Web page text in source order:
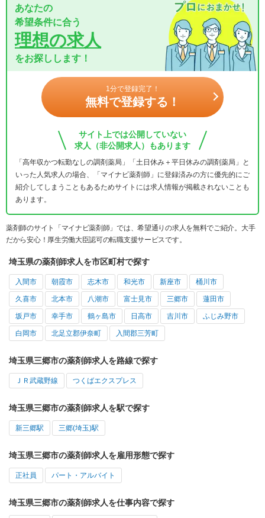
あなたの
希望条件に合う
理想の求人
をお探しします！
1分で登録完了！
無料で登録する！
サイト上では公開していない
求人（非公開求人）もあります
「高年収かつ転勤なしの調剤薬局」「土日休み＋平日休みの調剤薬局」と
いった人気求人の場合、「マイナビ薬剤師」に登録済みの方に優先的にご
紹介してしまうこともあるためサイトには求人情報が掲載されないことも
あります。
薬剤師のサイト「マイナビ薬剤師」では、希望通りの求人を無料でご紹介。大手
だから安心！厚生労働大臣認可の転職支援サービスです。
埼玉県の薬剤師求人を市区町村で探す
入間市 朝霞市 志木市 和光市 新座市 桶川市
久喜市 北本市 八潮市 富士見市 三郷市 蓮田市
坂戸市 幸手市 鶴ヶ島市 日高市 吉川市 ふじみ野市
白岡市 北足立郡伊奈町 入間郡三芳町
埼玉県三郷市の薬剤師求人を路線で探す
ＪＲ武蔵野線 つくばエクスプレス
埼玉県三郷市の薬剤師求人を駅で探す
新三郷駅 三郷(埼玉)駅
埼玉県三郷市の薬剤師求人を雇用形態で探す
正社員 パート・アルバイト
埼玉県三郷市の薬剤師求人を仕事内容で探す